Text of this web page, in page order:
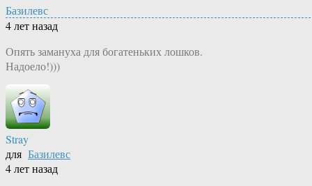
Базилевс
4 лет назад
Опять замануха для богатеньких лошков.
Надоело!)))
Stray
для Базилевс
4 лет назад